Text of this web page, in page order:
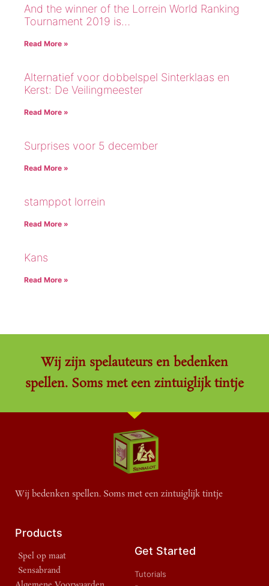
And the winner of the Lorrein World Ranking
Tournament 2019 is…
Read More »
Alternatief voor dobbelspel Sinterklaas en
Kerst: De Veilingmeester
Read More »
Surprises voor 5 december
Read More »
stamppot lorrein
Read More »
Kans
Read More »
Wij zijn spelauteurs en bedenken
spellen. Soms met een zintuiglijk tintje
Wij bedenken spellen. Soms met een zintuiglijk tintje
Products
Spel op maat
Sensabrand
Get Started
Tutorials